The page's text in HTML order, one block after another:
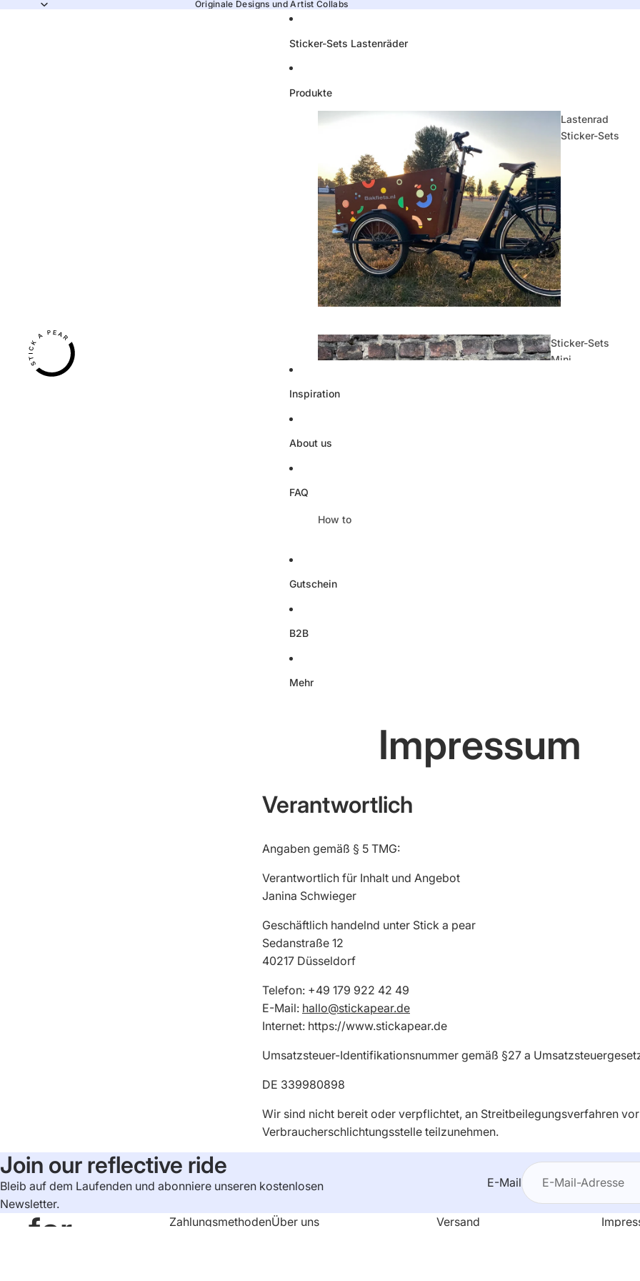
Originale Designs und Artist Collabs
Sticker-Sets Lastenräder
Produkte
Lastenrad
Sticker-Sets
Sticker-Sets
Mini
Inspiration
About us
FAQ
How to
Gutschein
B2B
Mehr
Impressum
Verantwortlich
Angaben gemäß § 5 TMG:
Verantwortlich für Inhalt und Angebot
Janina Schwieger
Geschäftlich handelnd unter Stick a pear
Sedanstraße 12
40217 Düsseldorf
Telefon: +49 179 922 42 49
E-Mail: hallo@stickapear.de
Internet: https://www.stickapear.de
Umsatzsteuer-Identifikationsnummer gemäß §27 a
DE 339980898
Wir sind nicht bereit oder verpflichtet, an Streitbeilegungsverfahren
Verbraucherschlichtungsstelle teilzunehmen.
Join our reflective ride
Bleib auf dem Laufenden und abonniere unseren kostenlosen
Newsletter.
E-Mail
for
ZahlungsmethodenÜber uns
Versand
Datenschutzerklärung